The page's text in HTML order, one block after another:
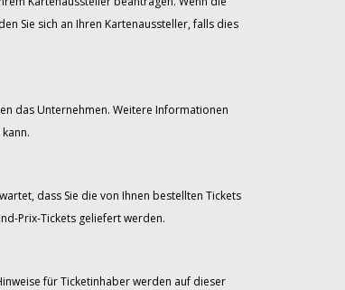
Sie sich an Ihren Kartenaussteller, falls dies
das Unternehmen. Weitere Informationen
dass Sie die von Ihnen bestellten Tickets
Prix-Tickets geliefert werden.
für Ticketinhaber werden auf dieser